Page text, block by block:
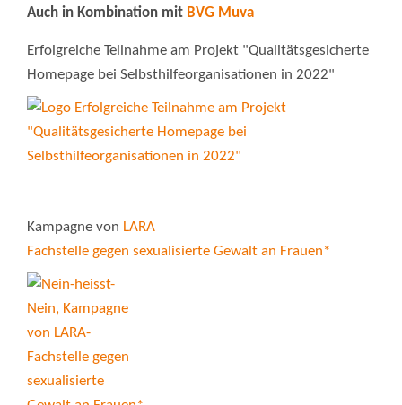
Auch in Kombination mit BVG Muva
Erfolgreiche Teilnahme am Projekt "Qualitätsgesicherte
Homepage bei Selbsthilfeorganisationen in 2022"
Kampagne von LARA
Fachstelle gegen sexualisierte Gewalt an Frauen*